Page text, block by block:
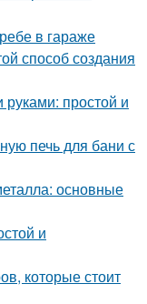
в гараже
способ создания
руками: простой и
печь для бани с
основные
и
которые стоит